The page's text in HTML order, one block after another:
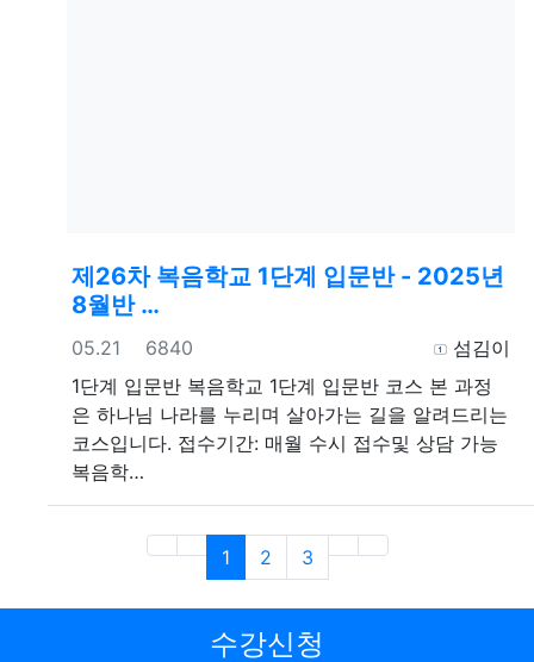
제26차 복음학교 1단계 입문반 - 2025년
8월반 …
등록자
섬김이
등록일
05.21 조회
6840
1단계 입문반 복음학교 1단계 입문반 코스 본 과정
은 하나님 나라를 누리며 살아가는 길을 알려드리는
코스입니다. 접수기간: 매월 수시 접수및 상담 가능
복음학…
1(current)
2 3 (last)
수강신청